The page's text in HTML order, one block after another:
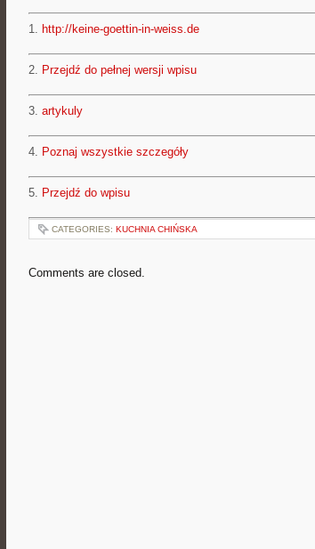
1. http://keine-goettin-in-weiss.de
2. Przejdź do pełnej wersji wpisu
3. artykuly
4. Poznaj wszystkie szczegóły
5. Przejdź do wpisu
CATEGORIES: KUCHNIA CHIŃSKA
Comments are closed.